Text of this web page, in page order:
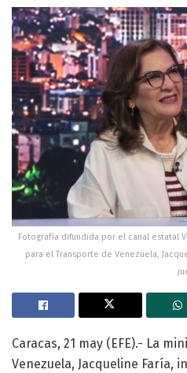
Fotografía difundida por el canal estatal
para el Transporte de Venezuela,
Caracas, 21 may (EFE).- La
Venezuela, Jacqueline Faría,